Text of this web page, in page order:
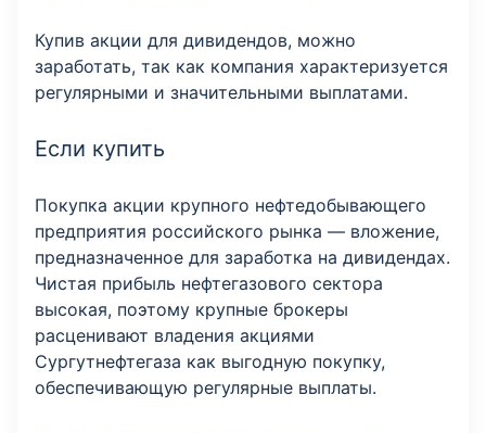
Купив акции для дивидендов, можно
заработать, так как компания характеризуется
регулярными и значительными выплатами.
Если купить
Покупка акции крупного нефтедобывающего
предприятия российского рынка — вложение,
предназначенное для заработка на дивидендах.
Чистая прибыль нефтегазового сектора
высокая, поэтому крупные брокеры
расценивают владения акциями
Сургутнефтегаза как выгодную покупку,
обеспечивающую регулярные выплаты.